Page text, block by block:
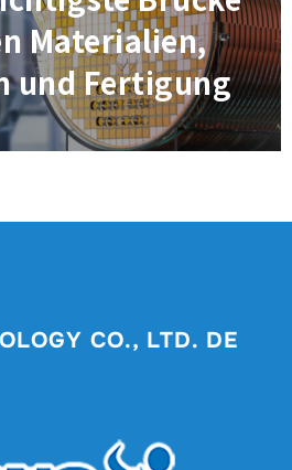
Materialien,
und Fertigung
CO., LTD. DE